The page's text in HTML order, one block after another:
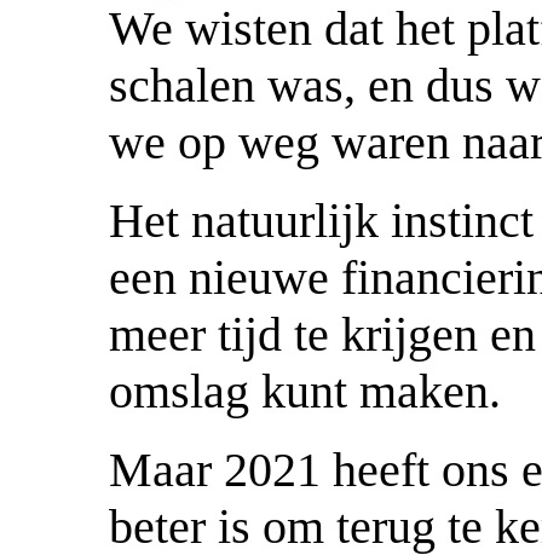
We wisten dat het
schalen was, en dus
we op weg waren
Het natuurlijk instinct
een nieuwe
meer tijd te krijgen
omslag kunt maken.
Maar 2021 heeft ons
beter is om terug te